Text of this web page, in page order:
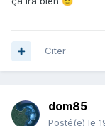
Citer
dom85
Posté(e) le